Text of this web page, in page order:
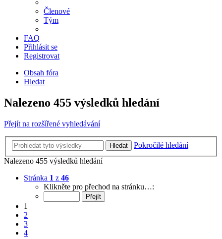
Členové
Tým
FAQ
Přihlásit se
Registrovat
Obsah fóra
Hledat
Nalezeno 455 výsledků hledání
Přejít na rozšířené vyhledávání
Hledat
Pokročilé hledání
Nalezeno 455 výsledků hledání
Stránka 1 z 46
Klikněte pro přechod na stránku…:
1
2
3
4